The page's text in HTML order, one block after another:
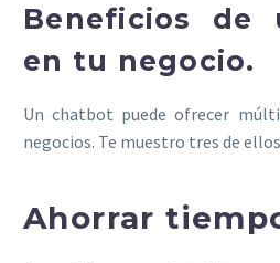
Beneficios de
en tu negocio.
Un chatbot puede ofrecer
negocios. Te muestro tres de
Ahorrar